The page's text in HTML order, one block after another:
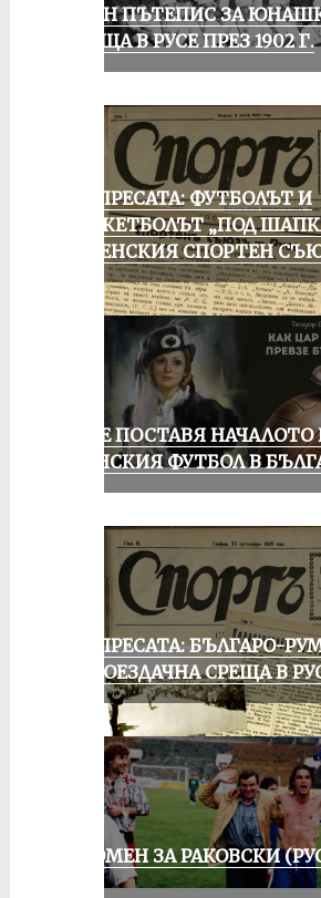
ЕДИН ПЪТЕПИС ЗА
СРЕЩА В РУСЕ ПРЕЗ 1902 Г.
ОТ ПРЕСАТА: ФУТБОЛЪТ И
БАСКЕТБОЛЪТ „ПОД
РУСЕНСКИЯ СПОРТЕН
РУСЕ ПОСТАВЯ НАЧАЛОТО
ЖЕНСКИЯ ФУТБОЛ В
ОТ ПРЕСАТА: БЪЛГАРО-
КОЛОЕЗДАЧНА СРЕЩА В
СПОМЕН ЗА РАКОВСКИ